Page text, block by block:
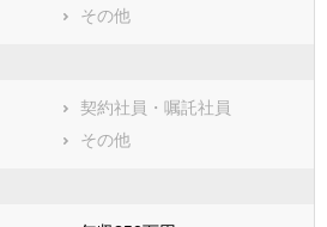
吹田市
高槻市
その他
契約社員・嘱託社員
その他